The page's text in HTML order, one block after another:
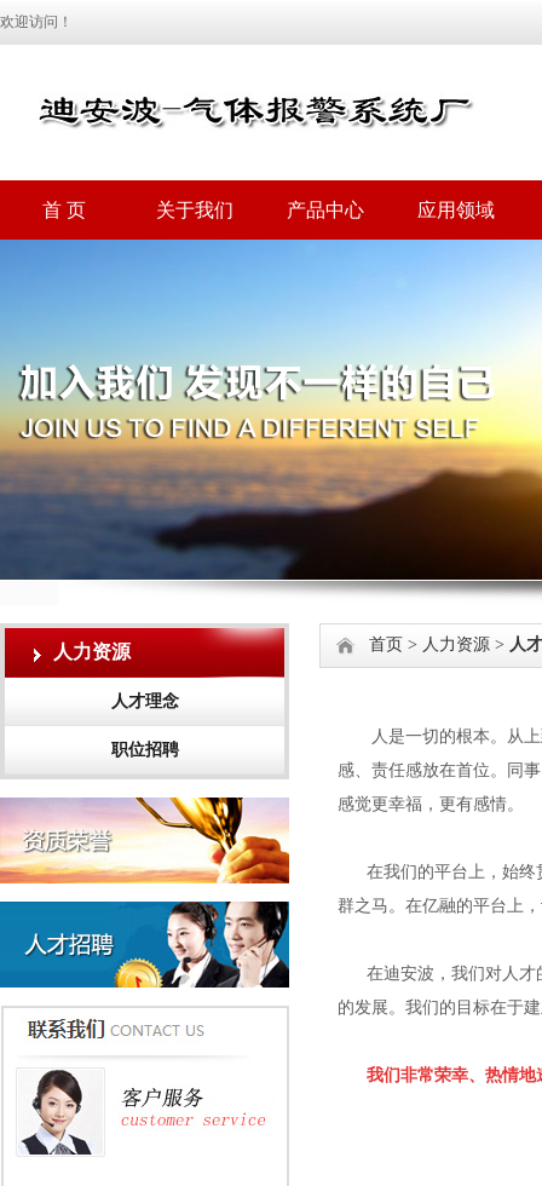
欢迎访问！
首 页 关于我们 产品中心 应用领域
人力资源
人才理念
职位招聘
首页 > 人力资源 > 人
人是一切的根本。从上
感、责任感放在首位。同
感觉更幸福，更有感情。
在我们的平台上，始终
群之马。在亿融的平台上
在迪安波，我们对人才
的发展。我们的目标在于
我们非常荣幸、热情